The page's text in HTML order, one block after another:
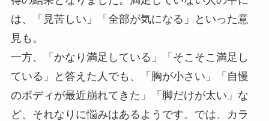
は、「見苦しい」「全部が気になる」といった意
見も。
一方、「かなり満足している」「そこそこ満足し
ている」と答えた人でも、「胸が小さい」「自慢
のボディが最近崩れてきた」「脚だけが太い」な
ど、それなりに悩みはあるようです。では、カラ